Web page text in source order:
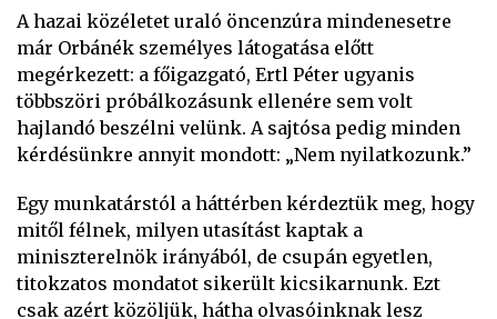
A hazai közéletet uraló öncenzúra mindenesetre
már Orbánék személyes látogatása előtt
megérkezett: a főigazgató, Ertl Péter ugyanis
többszöri próbálkozásunk ellenére sem volt
hajlandó beszélni velünk. A sajtósa pedig minden
kérdésünkre annyit mondott: „Nem nyilatkozunk.”
Egy munkatárstól a háttérben kérdeztük meg, hogy
mitől félnek, milyen utasítást kaptak a
miniszterelnök irányából, de csupán egyetlen,
titokzatos mondatot sikerült kicsikarnunk. Ezt
csak azért közöljük, hátha olvasóinknak lesz